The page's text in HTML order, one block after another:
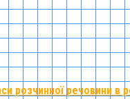
розчинної речовини в